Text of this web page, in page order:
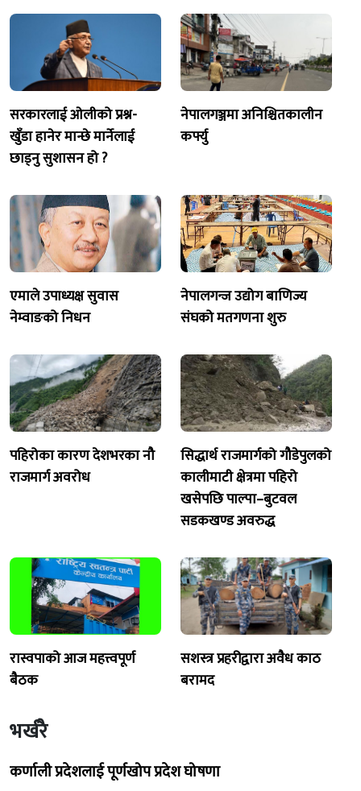
सरकारलाई ओलीको प्रश्न-
खुँडा हानेर मान्छे मार्नेलाई
छाड्नु सुशासन हो ?
नेपालगञ्जमा अनिश्चितकालीन
कर्फ्यु
एमाले उपाध्यक्ष सुवास
नेम्वाङको निधन
नेपालगन्ज उद्योग बाणिज्य
संघको मतगणना शुरु
पहिरोका कारण देशभरका नौ
राजमार्ग अवरोध
सिद्धार्थ राजमार्गको गौडेपुलको
कालीमाटी क्षेत्रमा पहिरो
खसेपछि पाल्पा–बुटवल
सडकखण्ड अवरुद्ध
रास्वपाको आज महत्त्वपूर्ण
बैठक
सशस्त्र प्रहरीद्वारा अवैध काठ
बरामद
भर्खरै
कर्णाली प्रदेशलाई पूर्णखोप प्रदेश घोषणा